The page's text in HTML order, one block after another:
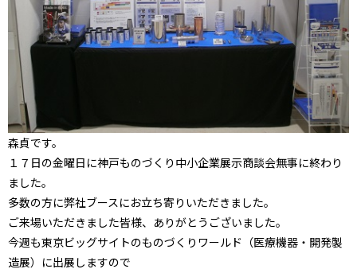
森貞です。
１７日の金曜日に神戸ものづくり中小企業展示商談会無事に終わり
ました。
多数の方に弊社ブースにお立ち寄りいただきました。
ご来場いただきました皆様、ありがとうございました。
今週も東京ビッグサイトのものづくりワールド（医療機器・開発製
造展）に出展しますので